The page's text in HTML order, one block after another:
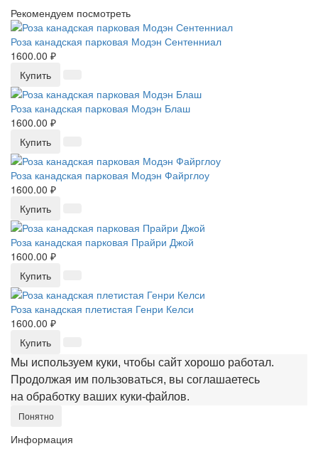
Рекомендуем посмотреть
Роза канадская парковая Модэн Сентенниал
1600.00 ₽
Купить
Роза канадская парковая Модэн Блаш
1600.00 ₽
Купить
Роза канадская парковая Модэн Файрглоу
1600.00 ₽
Купить
Роза канадская парковая Прайри Джой
1600.00 ₽
Купить
Роза канадская плетистая Генри Келси
1600.00 ₽
Купить
Мы используем куки, чтобы сайт хорошо работал.
Продолжая им пользоваться, вы соглашаетесь
на обработку ваших куки‑файлов.
Понятно
Информация